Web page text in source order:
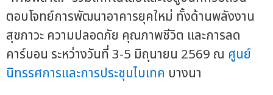
ตอบโจทย์การพัฒนาอาคารยุคใหม่ ทั้งด้านพลังงาน
สุขภาวะ ความปลอดภัย คุณภาพชีวิต และการลด
คาร์บอน ระหว่างวันที่ 3-5 มิถุนายน 2569 ณ ศูนย์
นิทรรศการและการประชุมไบเทค บางนา